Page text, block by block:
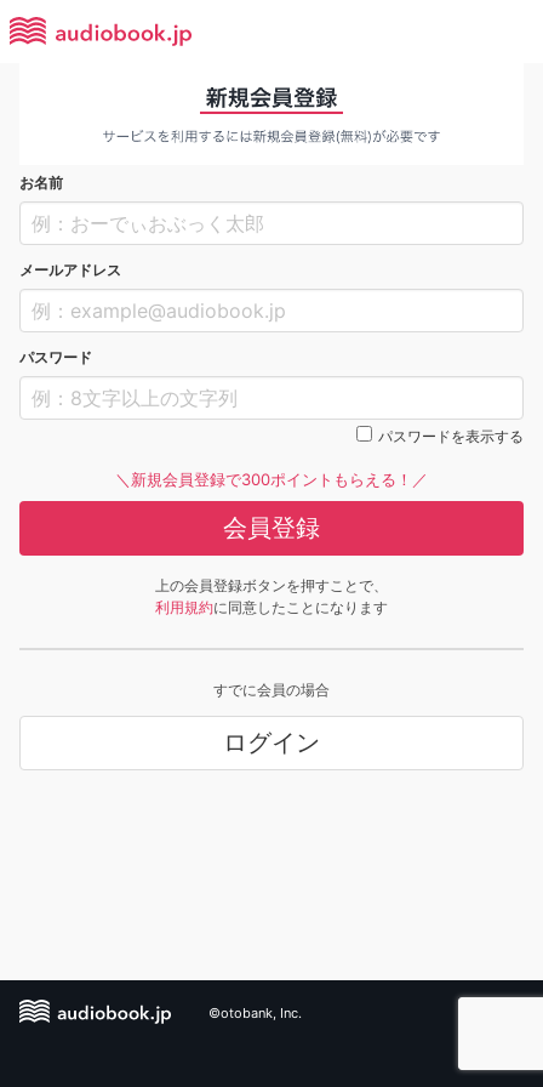
お名前
メールアドレス
パスワード
パスワードを表示する
＼新規会員登録で300ポイントもらえる！／
会員登録
上の会員登録ボタンを押すことで、
利用規約に同意したことになります
すでに会員の場合
ログイン
©otobank, Inc.